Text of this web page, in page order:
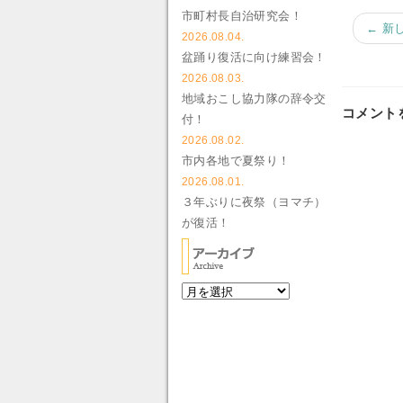
← 新
コメント
市町村長自治研究会！
2026.08.04.
盆踊り復活に向け練習会！
2026.08.03.
地域おこし協力隊の辞令交
付！
2026.08.02.
市内各地で夏祭り！
2026.08.01.
３年ぶりに夜祭（ヨマチ）
が復活！